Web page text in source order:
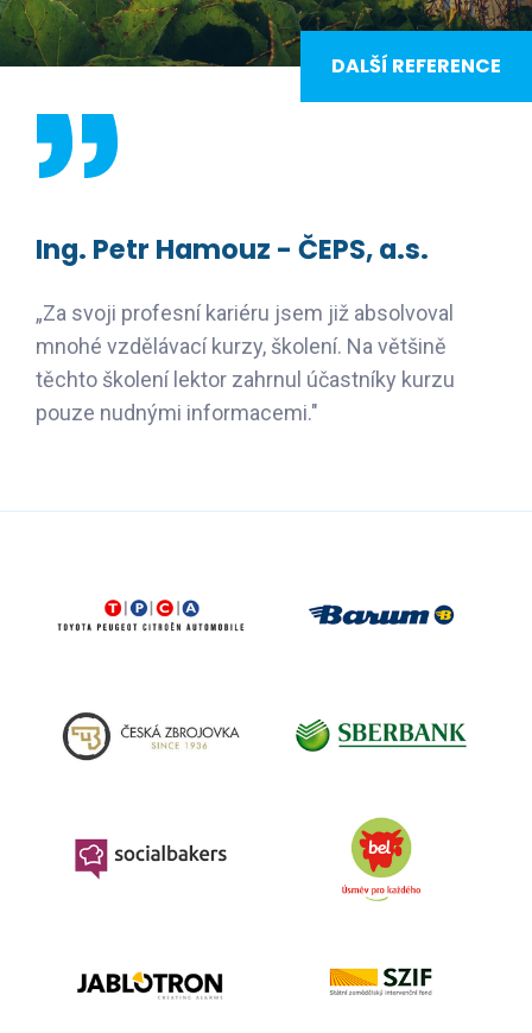
DALŠÍ REFERENCE
Ing. Petr Hamouz - ČEPS, a.s.
„Za svoji profesní kariéru jsem již absolvoval
mnohé vzdělávací kurzy, školení. Na většině
těchto školení lektor zahrnul účastníky kurzu
pouze nudnými informacemi."